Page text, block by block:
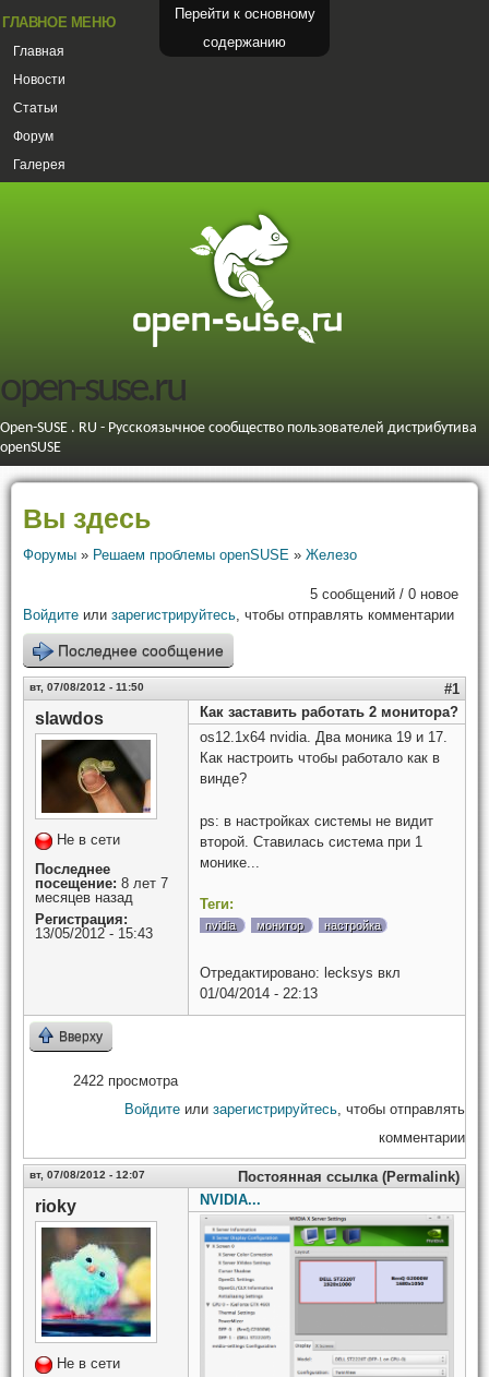
Перейти к основному
содержанию
ГЛАВНОЕ МЕНЮ
Главная
Новости
Статьи
Форум
Галерея
open-suse.ru
Open-SUSE . RU - Русскоязычное сообщество пользователей дистрибутива
openSUSE
Вы здесь
Форумы » Решаем проблемы openSUSE » Железо
5 сообщений / 0 новое
Войдите или зарегистрируйтесь, чтобы отправлять комментарии
Последнее сообщение
вт, 07/08/2012 - 11:50 #1
slawdos
Не в сети
Последнее
посещение: 8 лет 7
месяцев назад
Регистрация:
13/05/2012 - 15:43
Как заставить работать 2 монитора?
os12.1x64 nvidia. Два моника 19 и 17.
Как настроить чтобы работало как в
винде?
ps: в настройках системы не видит
второй. Ставилась система при 1
монике...
Теги:
nvidia монитор настройка
Отредактировано: lecksys вкл
01/04/2014 - 22:13
Вверху
2422 просмотра
Войдите или зарегистрируйтесь, чтобы отправлять
комментарии
вт, 07/08/2012 - 12:07 Постоянная ссылка (Permalink)
rioky
Не в сети
NVIDIA...